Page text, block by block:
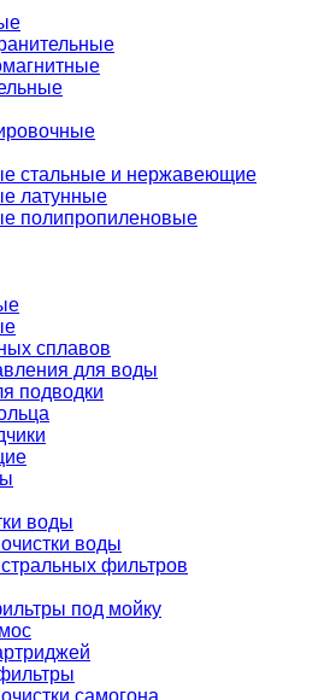
стальные и нержавеющие
латунные
полипропиленовые
сплавов
для воды
подводки
воды
воды
фильтров
под мойку